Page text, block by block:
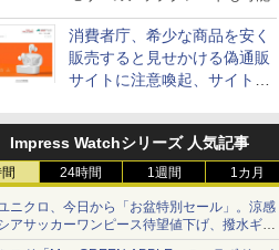
消費者庁、希少な商品を安く
販売すると見せかける偽通販
サイトに注意喚起、サイト名
Impress Watchシリーズ 人気記事
24時間 1週間 1カ月
ニクロ、今日から「お盆特別セール」。涼感
アサッカーワンピース待望値下げ、撥水ギア
ョーツは1990円に